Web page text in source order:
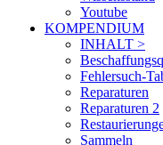
Youtube
KOMPENDIUM
INHALT >
Fehlersuch-
Reparaturen
Reparaturen 2
Sammeln